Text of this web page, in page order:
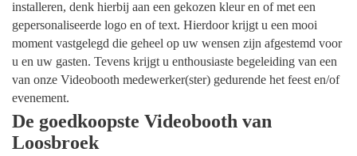
installeren, denk hierbij aan een gekozen kleur en of met een
gepersonaliseerde logo en of text. Hierdoor krijgt u een mooi
moment vastgelegd die geheel op uw wensen zijn afgestemd voor
u en uw gasten. Tevens krijgt u enthousiaste begeleiding van een
van onze Videobooth medewerker(ster) gedurende het feest en/of
evenement.
De goedkoopste Videobooth van
Loosbroek